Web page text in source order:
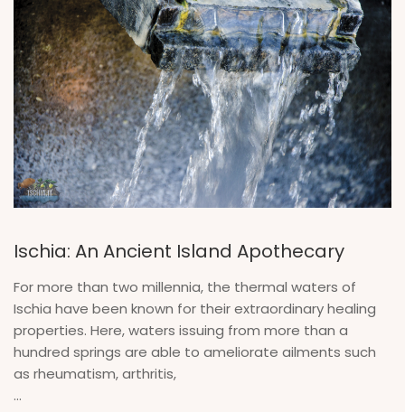
Ischia: An Ancient Island Apothecary
For more than two millennia, the thermal waters of
Ischia have been known for their extraordinary healing
properties. Here, waters issuing from more than a
hundred springs are able to ameliorate ailments such
as rheumatism, arthritis,
...